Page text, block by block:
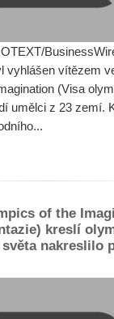
vyhlášen vítězem
(Visa
umělci z 23 zemí.
of the
kreslí
nakreslilo